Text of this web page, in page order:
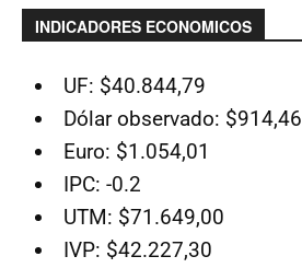
INDICADORES ECONOMICOS
UF: $40.844,79
Dólar observado: $914,46
Euro: $1.054,01
IPC: -0.2
UTM: $71.649,00
IVP: $42.227,30